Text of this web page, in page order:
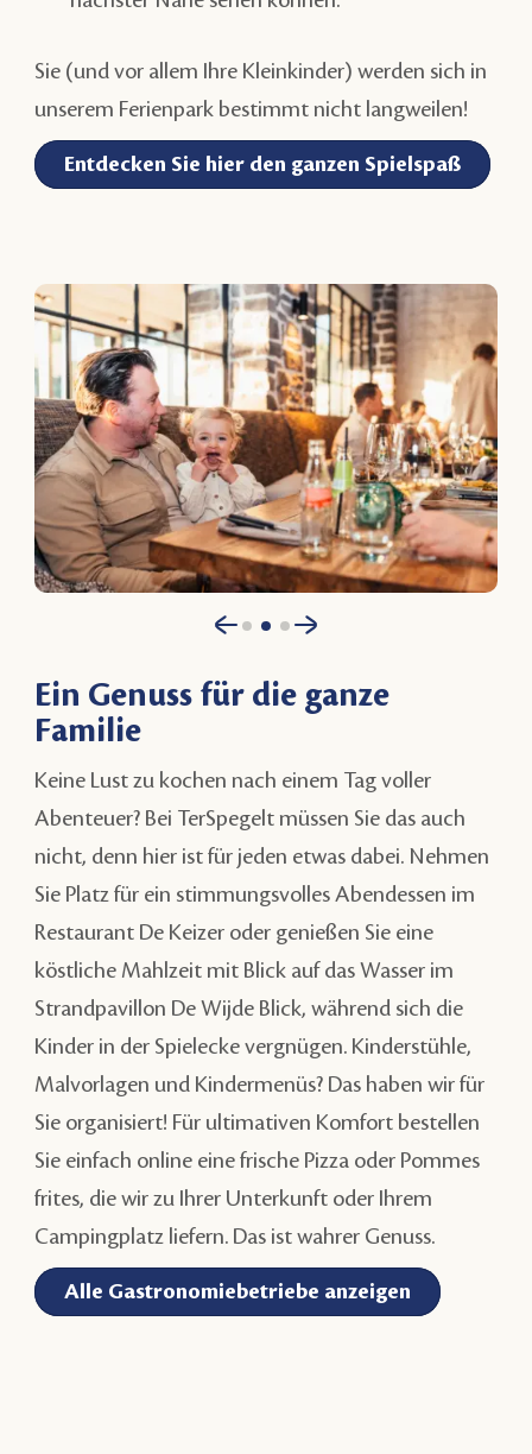
Sie (und vor allem Ihre Kleinkinder) werden sich in
unserem Ferienpark bestimmt nicht langweilen!
Entdecken Sie hier den ganzen Spielspaß
Ein Genuss für die ganze
Familie
Keine Lust zu kochen nach einem Tag voller
Abenteuer? Bei TerSpegelt müssen Sie das auch
nicht, denn hier ist für jeden etwas dabei. Nehmen
Sie Platz für ein stimmungsvolles Abendessen im
Restaurant De Keizer oder genießen Sie eine
köstliche Mahlzeit mit Blick auf das Wasser im
Strandpavillon De Wijde Blick, während sich die
Kinder in der Spielecke vergnügen. Kinderstühle,
Malvorlagen und Kindermenüs? Das haben wir für
Sie organisiert! Für ultimativen Komfort bestellen
Sie einfach online eine frische Pizza oder Pommes
frites, die wir zu Ihrer Unterkunft oder Ihrem
Campingplatz liefern. Das ist wahrer Genuss.
Alle Gastronomiebetriebe anzeigen